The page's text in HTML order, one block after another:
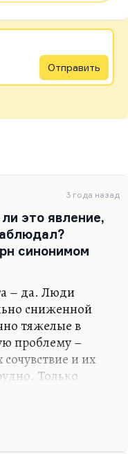
Отправить
3 года назад
это явление,
синонимом
– да. Люди
сниженной
тяжелые в
проблему –
и их
Только
крысу-